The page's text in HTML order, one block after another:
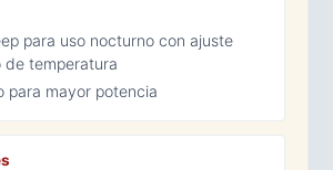
para uso nocturno con ajuste
de temperatura
para mayor potencia